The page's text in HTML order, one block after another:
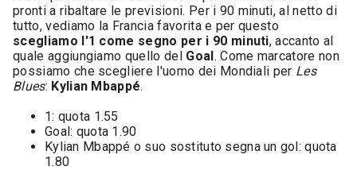
pronti a ribaltare le previsioni. Per i 90 minuti, al netto di
tutto, vediamo la Francia favorita e per questo
scegliamo l'1 come segno per i 90 minuti, accanto al
quale aggiungiamo quello del Goal. Come marcatore non
possiamo che scegliere l'uomo dei Mondiali per Les
Blues: Kylian Mbappé.
1: quota 1.55
Goal: quota 1.90
Kylian Mbappé o suo sostituto segna un gol: quota
1.80